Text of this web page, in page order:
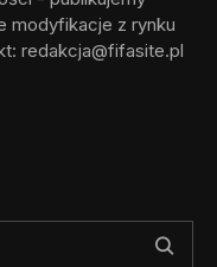
modyfikacje z rynku
redakcja@fifasite.pl